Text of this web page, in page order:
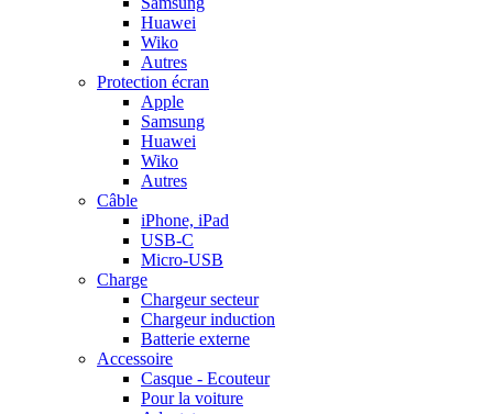
Huawei
Wiko
Autres
Protection écran
Apple
Samsung
Huawei
Wiko
Autres
Câble
iPhone, iPad
USB-C
Micro-USB
Charge
Chargeur secteur
Chargeur induction
Batterie externe
Accessoire
Casque - Ecouteur
Pour la voiture